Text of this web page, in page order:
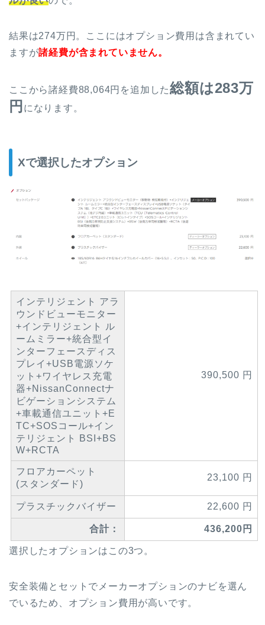
結果は274万円。ここにはオプション費用は含まれてい
ますが諸経費が含まれていません。
ここから諸経費88,064円を追加した総額は283万
円 になります。
Xで選択したオプション
インテリジェント アラ
ウンドビューモニター
+インテリジェント ル
ームミラー+統合型イ
ンターフェースディス
プレイ+USB電源ソケ
ット+ワイヤレス充電
器+NissanConnectナ
ビゲーションシステム
+車載通信ユニット+E
TC+SOSコール+イン
テリジェント BSI+BS
W+RCTA
390,500 円
フロアカーペット
(スタンダード)
23,100 円
プラスチックバイザー 22,600 円
合計： 436,200円
選択したオプションはこの3つ。
安全装備とセットでメーカーオプションのナビを選ん
でいるため、オプション費用が高いです。